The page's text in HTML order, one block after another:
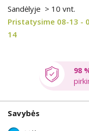
Sandėlyje > 10 vnt.
Pristatysime 08-13 -
14
98
Savybės